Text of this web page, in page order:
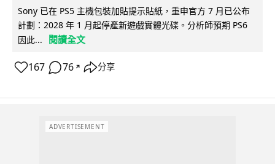
Sony 已在 PS5 主機包裝加貼提示貼紙，重申官方 7 月已公布
計劃：2028 年 1 月起停產新遊戲實體光碟。分析師預期 PS6
因此...
閱讀全文
167 76 ↗ 分享
ADVERTISEMENT